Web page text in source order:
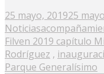
Posted
on
25 mayo, 201925
Noticias
Filven 2019 capítulo
Rodríguez ,
Parque Generalísimo